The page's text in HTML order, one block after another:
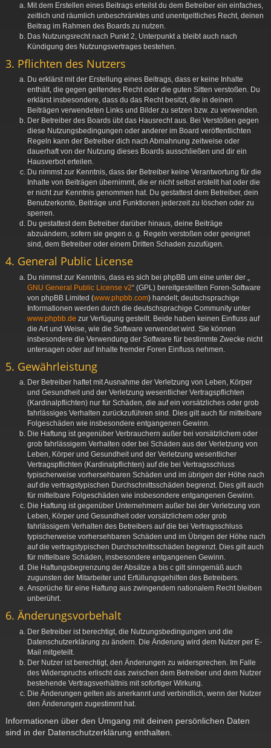
Mit dem Erstellen eines Beitrags erteilst du dem Betreiber ein einfaches,
zeitlich und räumlich unbeschränktes und unentgeltliches Recht, deinen
Beitrag im Rahmen des Boards zu nutzen.
Das Nutzungsrecht nach Punkt 2, Unterpunkt a bleibt auch nach
Kündigung des Nutzungsvertrages bestehen.
3. Pflichten des Nutzers
Du erklärst mit der Erstellung eines Beitrags, dass er keine Inhalte
enthält, die gegen geltendes Recht oder die guten Sitten verstoßen. Du
erklärst insbesondere, dass du das Recht besitzt, die in deinen
Beiträgen verwendeten Links und Bilder zu setzen bzw. zu verwenden.
Der Betreiber des Boards übt das Hausrecht aus. Bei Verstößen gegen
diese Nutzungsbedingungen oder anderer im Board veröffentlichten
Regeln kann der Betreiber dich nach Abmahnung zeitweise oder
dauerhaft von der Nutzung dieses Boards ausschließen und dir ein
Hausverbot erteilen.
Du nimmst zur Kenntnis, dass der Betreiber keine Verantwortung für die
Inhalte von Beiträgen übernimmt, die er nicht selbst erstellt hat oder die
er nicht zur Kenntnis genommen hat. Du gestattest dem Betreiber, dein
Benutzerkonto, Beiträge und Funktionen jederzeit zu löschen oder zu
sperren.
Du gestattest dem Betreiber darüber hinaus, deine Beiträge
abzuändern, sofern sie gegen o. g. Regeln verstoßen oder geeignet
sind, dem Betreiber oder einem Dritten Schaden zuzufügen.
4. General Public License
Du nimmst zur Kenntnis, dass es sich bei phpBB um eine unter der „
GNU General Public License v2“ (GPL) bereitgestellten Foren-Software
von phpBB Limited (www.phpbb.com) handelt; deutschsprachige
Informationen werden durch die deutschsprachige Community unter
www.phpbb.de zur Verfügung gestellt. Beide haben keinen Einfluss auf
die Art und Weise, wie die Software verwendet wird. Sie können
insbesondere die Verwendung der Software für bestimmte Zwecke nicht
untersagen oder auf Inhalte fremder Foren Einfluss nehmen.
5. Gewährleistung
Der Betreiber haftet mit Ausnahme der Verletzung von Leben, Körper
und Gesundheit und der Verletzung wesentlicher Vertragspflichten
(Kardinalpflichten) nur für Schäden, die auf ein vorsätzliches oder grob
fahrlässiges Verhalten zurückzuführen sind. Dies gilt auch für mittelbare
Folgeschäden wie insbesondere entgangenen Gewinn.
Die Haftung ist gegenüber Verbrauchern außer bei vorsätzlichem oder
grob fahrlässigem Verhalten oder bei Schäden aus der Verletzung von
Leben, Körper und Gesundheit und der Verletzung wesentlicher
Vertragspflichten (Kardinalpflichten) auf die bei Vertragsschluss
typischerweise vorhersehbaren Schäden und im übrigen der Höhe nach
auf die vertragstypischen Durchschnittsschäden begrenzt. Dies gilt auch
für mittelbare Folgeschäden wie insbesondere entgangenen Gewinn.
Die Haftung ist gegenüber Unternehmern außer bei der Verletzung von
Leben, Körper und Gesundheit oder vorsätzlichem oder grob
fahrlässigem Verhalten des Betreibers auf die bei Vertragsschluss
typischerweise vorhersehbaren Schäden und im Übrigen der Höhe nach
auf die vertragstypischen Durchschnittsschäden begrenzt. Dies gilt auch
für mittelbare Schäden, insbesondere entgangenen Gewinn.
Die Haftungsbegrenzung der Absätze a bis c gilt sinngemäß auch
zugunsten der Mitarbeiter und Erfüllungsgehilfen des Betreibers.
Ansprüche für eine Haftung aus zwingendem nationalem Recht bleiben
unberührt.
6. Änderungsvorbehalt
Der Betreiber ist berechtigt, die Nutzungsbedingungen und die
Datenschutzerklärung zu ändern. Die Änderung wird dem Nutzer per E-
Mail mitgeteilt.
Der Nutzer ist berechtigt, den Änderungen zu widersprechen. Im Falle
des Widerspruchs erlischt das zwischen dem Betreiber und dem Nutzer
bestehende Vertragsverhältnis mit sofortiger Wirkung.
Die Änderungen gelten als anerkannt und verbindlich, wenn der Nutzer
den Änderungen zugestimmt hat.
Informationen über den Umgang mit deinen persönlichen Daten
sind in der Datenschutzerklärung enthalten.